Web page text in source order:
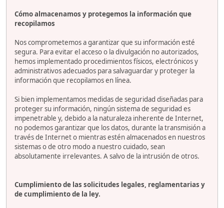
Cómo almacenamos y protegemos la información que
recopilamos
Nos comprometemos a garantizar que su información esté
segura. Para evitar el acceso o la divulgación no autorizados,
hemos implementado procedimientos físicos, electrónicos y
administrativos adecuados para salvaguardar y proteger la
información que recopilamos en línea.
Si bien implementamos medidas de seguridad diseñadas para
proteger su información, ningún sistema de seguridad es
impenetrable y, debido a la naturaleza inherente de Internet,
no podemos garantizar que los datos, durante la transmisión a
través de Internet o mientras estén almacenados en nuestros
sistemas o de otro modo a nuestro cuidado, sean
absolutamente irrelevantes. A salvo de la intrusión de otros.
Cumplimiento de las solicitudes legales, reglamentarias y
de cumplimiento de la ley.